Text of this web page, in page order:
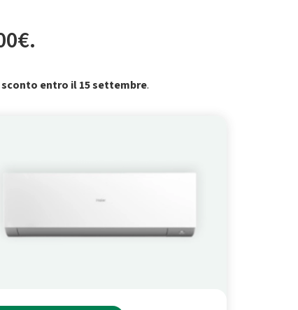
entro il 15 settembre.